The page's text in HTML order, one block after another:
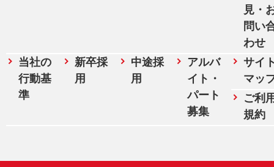
見・
問い
わせ
当社の
行動基
準
新卒採
用
中途採
用
アルバ
イト・
パート
募集
サイ
マッ
ご利
規約